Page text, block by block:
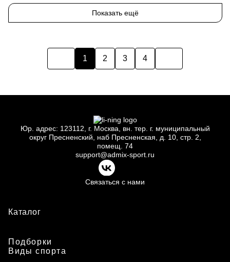
Показать ещё
1 2 3 4
Юр. адрес: 123112, г. Москва, вн. тер. г. муниципальный
округ Пресненский, наб Пресненская, д. 10, стр. 2,
помещ. 74
support@admix-sport.ru
Связаться с нами
Каталог
Подборки
Виды спорта